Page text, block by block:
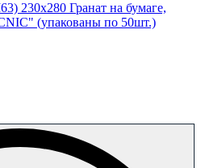
230х280 Гранат на бумаге,
(упакованы по 50шт.)